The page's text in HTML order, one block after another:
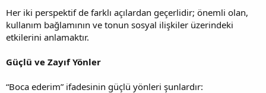
Her iki perspektif de farklı açılardan geçerlidir; önemli olan,
kullanım bağlamının ve tonun sosyal ilişkiler üzerindeki
etkilerini anlamaktır.
Güçlü ve Zayıf Yönler
“Boca ederim” ifadesinin güçlü yönleri şunlardır: